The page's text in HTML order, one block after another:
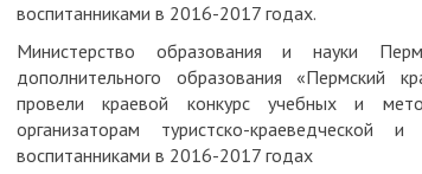
воспитанниками в 2016-2017 годах.
Министерство образования и науки
дополнительного образования «Пермский
провели краевой конкурс учебных и
организаторам туристско-
воспитанниками в 2016-2017 годах